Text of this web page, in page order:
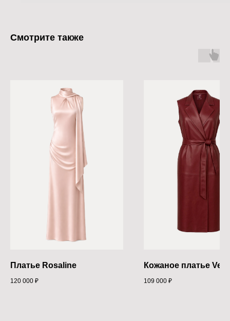
Смотрите также
Платье Rosaline
120 000 ₽
Кожаное платье
109 000 ₽